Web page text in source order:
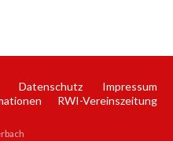
Datenschutz
Impressum
RWI-Vereinszeitung